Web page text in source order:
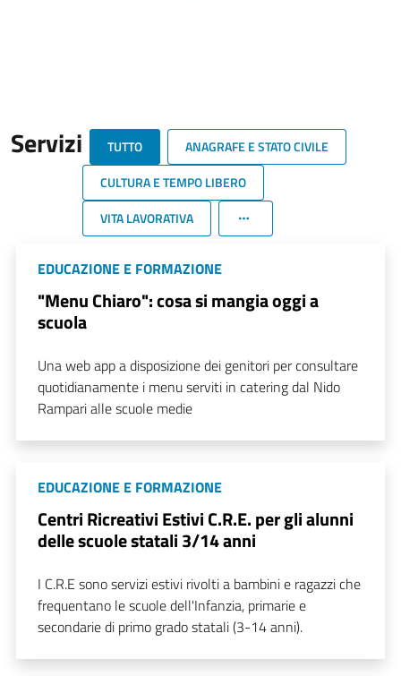
Servizi TUTTO
ANAGRAFE E STATO CIVILE
CULTURA E TEMPO LIBERO
VITA LAVORATIVA
EDUCAZIONE E FORMAZIONE
"Menu Chiaro": cosa si mangia oggi a
scuola
Una web app a disposizione dei genitori per consultare
quotidianamente i menu serviti in catering dal Nido
Rampari alle scuole medie
EDUCAZIONE E FORMAZIONE
Centri Ricreativi Estivi C.R.E. per gli alunni
delle scuole statali 3/14 anni
I C.R.E sono servizi estivi rivolti a bambini e ragazzi che
frequentano le scuole dell'Infanzia, primarie e
secondarie di primo grado statali (3-14 anni).